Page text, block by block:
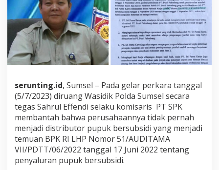
D
d
u
g
a
T
l
i
b
a
t
A
t
a
T
serunting.id, Sumsel – Pada gelar perkara tanggal
(5/7/2023) diruang Wasidik Polda Sumsel secara
tegas Sahrul Effendi selaku komisaris PT SPK
membantah bahwa perusahaannya tidak pernah
menjadi distributor pupuk bersubsidi yang menjadi
temuan BPK RI LHP Nomor 51/AUDITAMA
VII/PDTT/06/2022 tanggal 17 Juni 2022 tentang
penyaluran pupuk bersubsidi.